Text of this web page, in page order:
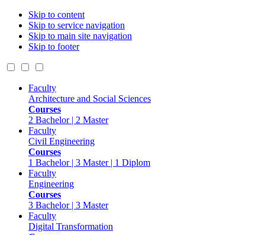
Skip to content
Skip to service navigation
Skip to main site navigation
Skip to footer
Faculty
Architecture and Social Sciences
Courses
2 Bachelor | 2 Master
Faculty
Civil Engineering
Courses
1 Bachelor | 3 Master | 1 Diplom
Faculty
Engineering
Courses
3 Bachelor | 3 Master
Faculty
Digital Transformation